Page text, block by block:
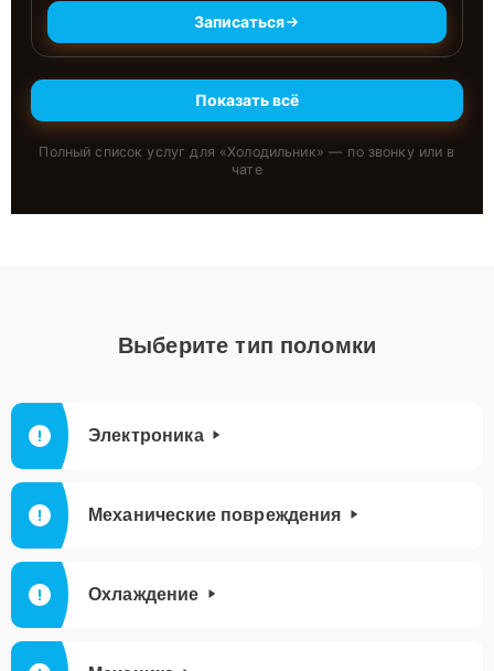
Записаться
Показать всё
Полный список услуг для «Холодильник» — по звонку или в
чате
Выберите тип поломки
Электроника
Механические повреждения
Охлаждение